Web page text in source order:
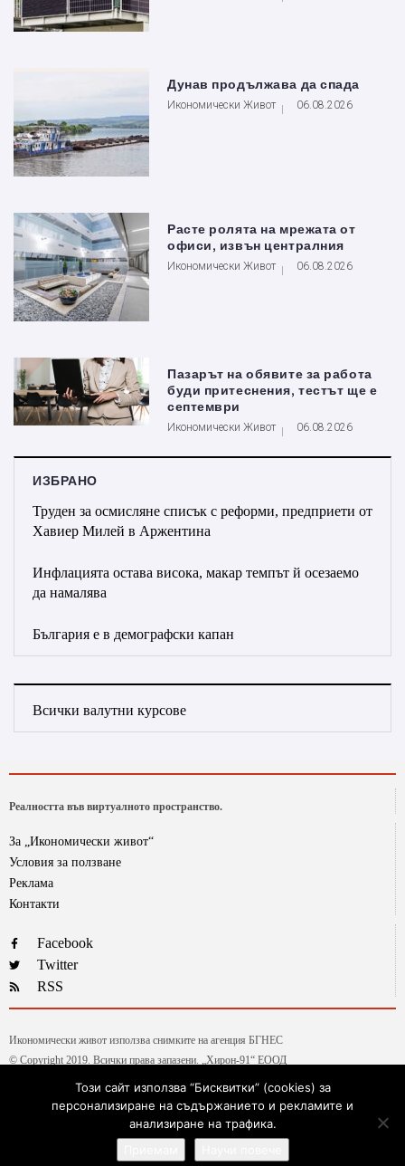
Дунав продължава да спада
Икономически Живот 06.08.2026
Расте ролята на мрежата от
офиси, извън централния
Икономически Живот 06.08.2026
Пазарът на обявите за работа
буди притеснения, тестът ще е
септември
Икономически Живот 06.08.2026
ИЗБРАНО
Труден за осмисляне списък с реформи, предприети от
Хавиер Милей в Аржентина
Инфлацията остава висока, макар темпът й осезаемо
да намалява
България е в демографски капан
Всички валутни курсове
Реалността във виртуалното пространство.
За „Икономически живот“
Условия за ползване
Реклама
Контакти
Facebook
Twitter
RSS
Икономически живот използва снимките на агенция БГНЕС
© Copyright 2019. Всички права запазени. „Хирон-91“ ЕООД
Текстовете от рубриката „Гласове и мнения“ са авторски, на колумнистите на ИЖ.
Ние ценим високата им експертиза и аргументирани позиции, независимо, че не
винаги споделяме част от тезите им.
Този сайт използва “Бисквитки” (cookies) за
персонализиране на съдържанието и рекламите и
анализиране на трафика.